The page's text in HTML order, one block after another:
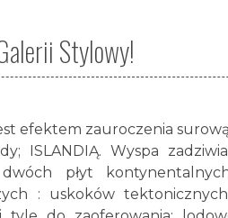
Stylowy!
efektem zauroczenia
ISLANDIĄ. Wyspa
płyt
: uskoków